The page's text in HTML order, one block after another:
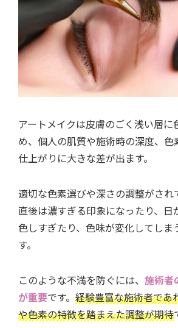
アートメイクは皮膚のごく浅い層に
め、個人の肌質や施術時の深度、色
仕上がりに大きな差が出ます。
適切な色素選びや深さの調整がされ
直後は濃すぎる印象になったり、日
色しすぎたり、色味が変化してしま
す。
このような不満を防ぐには、 施術者
が重要です。 経験豊富な施術者であ
や色素の特徴を踏まえた調整が期待